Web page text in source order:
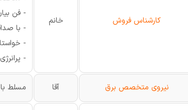
کارشناس فروش خانم
- فن
- با
-
-
نیروی متخصص برق آقا مسلط